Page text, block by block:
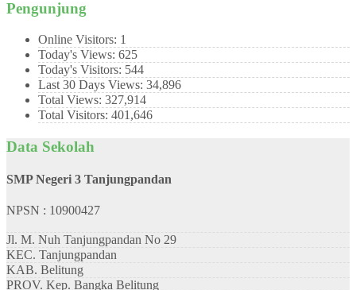
Pengunjung
Online Visitors: 1
Today's Views: 625
Today's Visitors: 544
Last 30 Days Views: 34,896
Total Views: 327,914
Total Visitors: 401,646
Data Sekolah
SMP Negeri 3 Tanjungpandan
NPSN : 10900427
Jl. M. Nuh Tanjungpandan No 29
KEC. Tanjungpandan
KAB. Belitung
PROV. Kep. Bangka Belitung